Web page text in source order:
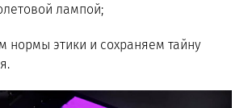
лампой;
нормы этики и сохраняем тайну